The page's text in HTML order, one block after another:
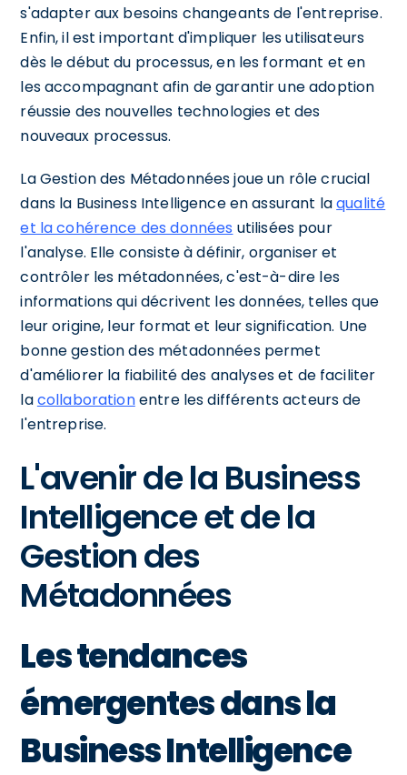
s'adapter aux besoins changeants de l'entreprise.
Enfin, il est important d'impliquer les utilisateurs
dès le début du processus, en les formant et en
les accompagnant afin de garantir une adoption
réussie des nouvelles technologies et des
nouveaux processus.
La Gestion des Métadonnées joue un rôle crucial
dans la Business Intelligence en assurant laqualité
et la cohérence des données utilisées pour
l'analyse. Elle consiste à définir, organiser et
contrôler les métadonnées, c'est-à-dire les
informations qui décrivent les données, telles que
leur origine, leur format et leur signification. Une
bonne gestion des métadonnées permet
d'améliorer la fiabilité des analyses et de faciliter
lacollaborationentre les différents acteurs de
l'entreprise.
L'avenir de la Business
Intelligence et de la
Gestion des
Métadonnées
Les tendances
émergentes dans la
Business Intelligence